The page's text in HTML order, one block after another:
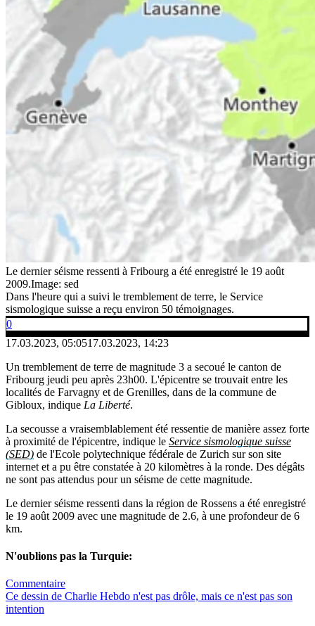
Le dernier séisme ressenti à Fribourg a été enregistré le 19 août
2009.Image: sed
Dans l'heure qui a suivi le tremblement de terre, le Service
sismologique suisse a reçu environ 50 témoignages.
0
17.03.2023, 05:0517.03.2023, 14:23
Un tremblement de terre de magnitude 3 a secoué le canton de
Fribourg jeudi peu après 23h00. L'épicentre se trouvait entre les
localités de Farvagny et de Grenilles, dans de la commune de
Gibloux, indique La Liberté.
La secousse a vraisemblablement été ressentie de manière assez forte
à proximité de l'épicentre, indique le Service sismologique suisse
(SED) de l'Ecole polytechnique fédérale de Zurich sur son site
internet et a pu être constatée à 20 kilomètres à la ronde. Des dégâts
ne sont pas attendus pour un séisme de cette magnitude.
Le dernier séisme ressenti dans la région de Rossens a été enregistré
le 19 août 2009 avec une magnitude de 2.6, à une profondeur de 6
km.
N'oublions pas la Turquie:
Commentaire
Ce dessin de Charlie Hebdo n'est pas drôle, mais ce n'est pas son
intention